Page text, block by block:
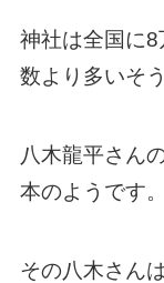
神社は全国に
数より多いそ
八木龍平さん
本のようです。
その八木さん